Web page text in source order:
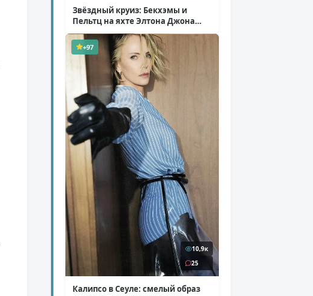
Звёздный круиз: Бекхэмы и
Пельтц на яхте Элтона Джона
( 12 фото )
+97
10,9к
25
Калипсо в Сеуле: смелый образ